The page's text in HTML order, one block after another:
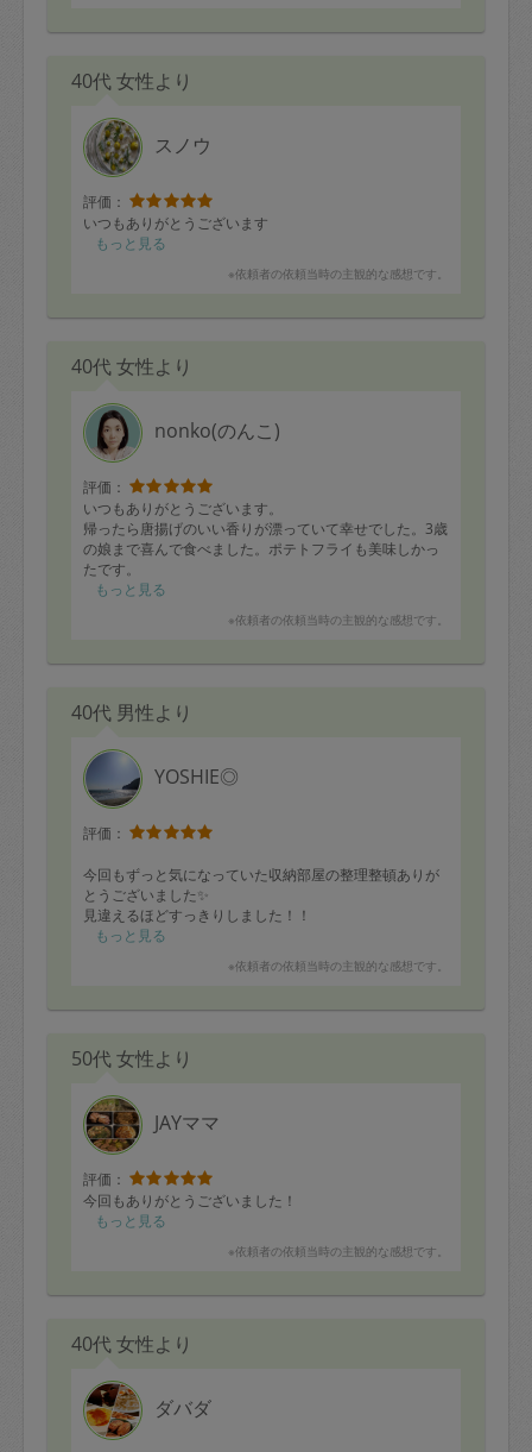
40代 女性より
スノウ
評価：
いつもありがとうございます
もっと見る
※依頼者の依頼当時の主観的な感想です。
40代 女性より
nonko(のんこ)
評価：
いつもありがとうございます。
帰ったら唐揚げのいい香りが漂っていて幸せでした。3歳
の娘まで喜んで食べました。ポテトフライも美味しかっ
たです。
そのほかおでん、お浸し、カレー炒め、卵炒め、ポテト
また宜しくお願いします！
もっと見る
※依頼者の依頼当時の主観的な感想です。
40代 男性より
YOSHIE◎
評価：
今回もずっと気になっていた収納部屋の整理整頓ありが
とうございました✨
見違えるほどすっきりしました！！
またサイズをはかって商品紹介していただいて本当に助
また次回もよろしくお願いします🥹🙏🏽
もっと見る
※依頼者の依頼当時の主観的な感想です。
50代 女性より
JAYママ
評価：
今回もありがとうございました！
もっと見る
※依頼者の依頼当時の主観的な感想です。
40代 女性より
ダバダ